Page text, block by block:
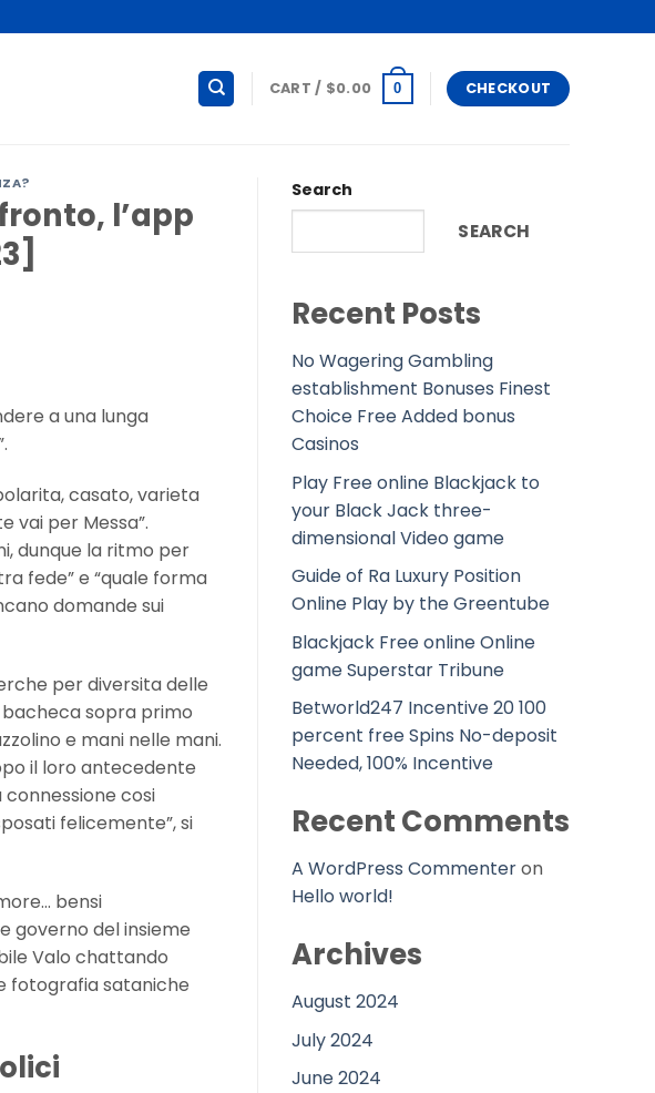
CART / $0.00 0 CHECKOUT
l’app
a una lunga
casato, varieta
vai per Messa”.
dunque la ritmo per
fede” e “quale forma
domande sui
per diversita delle
sopra primo
e mani nelle mani.
il loro antecedente
cosi
felicemente”, si
bensi
governo del insieme
Valo chattando
fotografia sataniche
Search
SEARCH
Recent Posts
No Wagering Gambling
establishment Bonuses Finest
Choice Free Added bonus
Casinos
Play Free online Blackjack to
your Black Jack three-
dimensional Video game
Guide of Ra Luxury Position
Online Play by the Greentube
Blackjack Free online Online
game Superstar Tribune
Betworld247 Incentive 20 100
percent free Spins No-deposit
Needed, 100% Incentive
Recent Comments
A WordPress Commenteron
Hello world!
Archives
August 2024
July 2024
June 2024